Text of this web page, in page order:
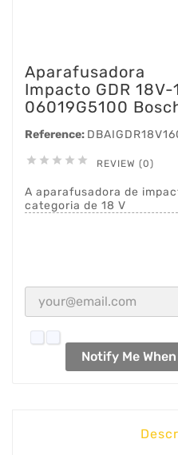
Aparafusadora
Impacto GDR 18V-
06019G5100
Reference:
     REVIEW (0)
A aparafusadora de
categoria de 18 V
Notify Me